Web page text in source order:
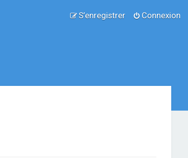
Connexion
S’enregistrer